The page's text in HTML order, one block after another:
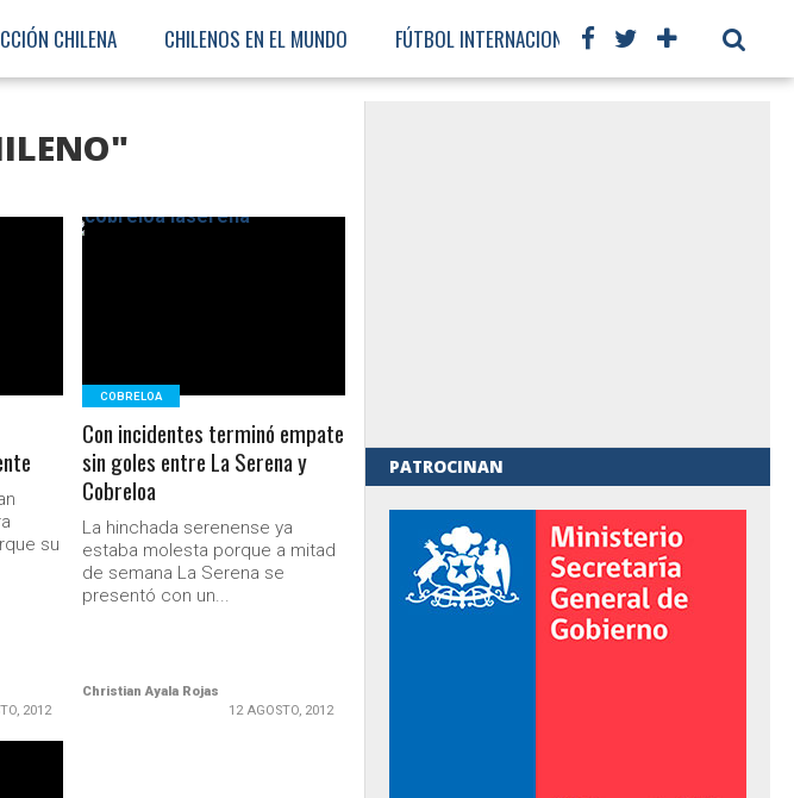
CHILENA CHILENOS EN EL MUNDO FÚTBOL INTERNACIONAL
su
2012
COBRELOA
Con incidentes terminó empate
sin goles entre La Serena y
Cobreloa
La hinchada serenense ya
estaba molesta porque a mitad
de semana La Serena se
presentó con un...
Christian Ayala Rojas
12 AGOSTO, 2012
PATROCINAN
Ministerio Secretaría General de Gobierno